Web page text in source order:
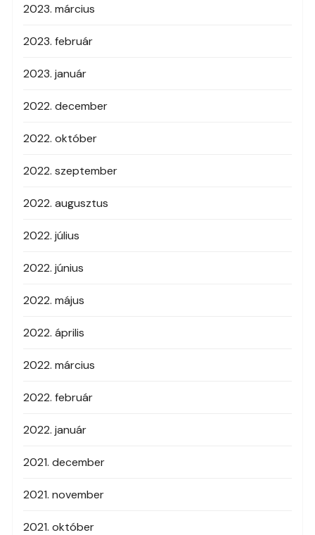
2023. március
2023. február
2023. január
2022. december
2022. október
2022. szeptember
2022. augusztus
2022. július
2022. június
2022. május
2022. április
2022. március
2022. február
2022. január
2021. december
2021. november
2021. október